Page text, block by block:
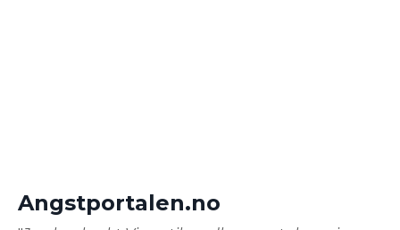
Angstportalen.no